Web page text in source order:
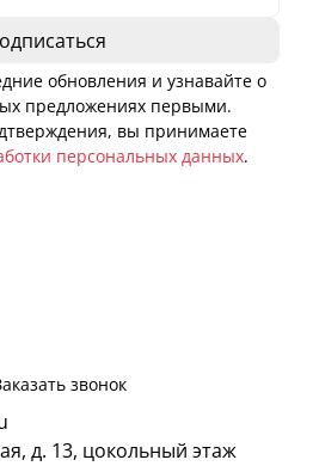
обновления и узнавайте о
предложениях первыми.
вы принимаете
персональных данных.
звонок
д. 13, цокольный этаж